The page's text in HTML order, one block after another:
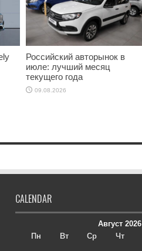
Российский авторынок в
июле: лучший месяц
текущего года
09.08.2026
CALENDAR
Август 2026
Пн
Вт Ср Чт